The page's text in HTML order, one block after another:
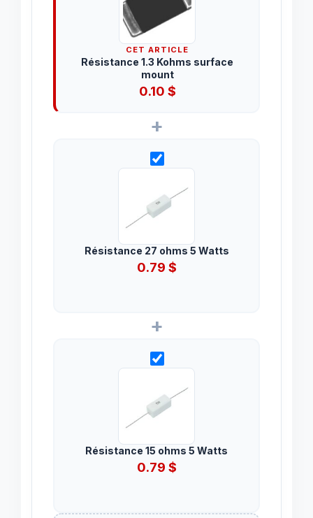
CET ARTICLE
Résistance 1.3 Kohms surface
mount
0.10 $
+
Résistance 27 ohms 5 Watts
0.79 $
+
Résistance 15 ohms 5 Watts
0.79 $